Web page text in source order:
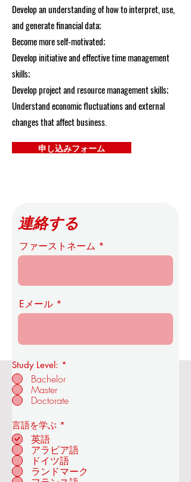
Develop an understanding of how to interpret, use,
and generate financial data;
Become more self-motivated;
Develop initiative and effective time management
skills;
Develop project and resource management skills;
Understand economic fluctuations and external
changes that affect business.
申し込みフォーム
OUS王立経済技術アカデミー
チューリッヒ - スイ
ス
連絡する
ファーストネーム
Eメール
Study Level: *
Bachelor
Master
Doctorate
言語を学ぶ *
目
英語
アラビア語
ドイツ語
ランドマーク